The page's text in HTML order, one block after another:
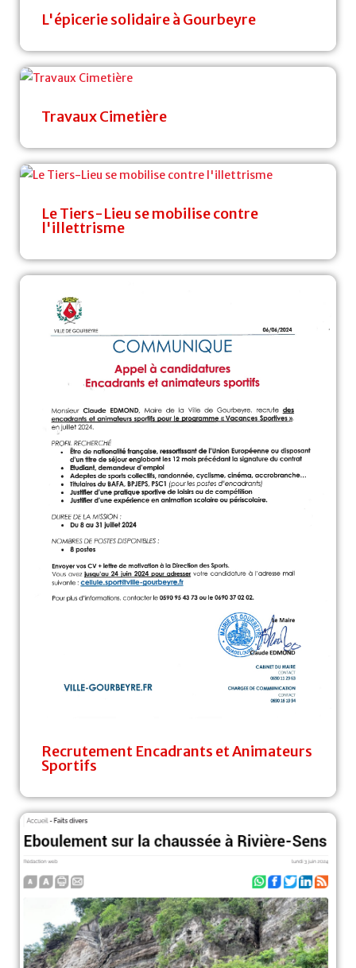
L'épicerie solidaire à Gourbeyre
Travaux Cimetière
Le Tiers-Lieu se mobilise contre
l'illettrisme
Recrutement Encadrants et Animateurs
Sportifs